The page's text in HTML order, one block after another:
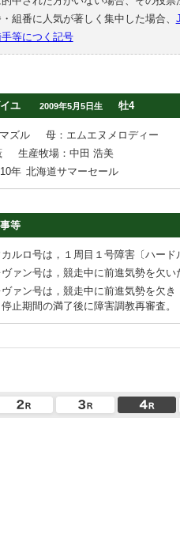
組番に人気が著しく集中した場合、
等につく記号
ユ
2009年5月5日生 牡4
ズル
母：エムエヌメロディー
生産牧場：中田 浩美
年 北海道サマーセール
等
カルロ号は，１周目１号障害〔ハー
ァン号は，競走中に前進気勢を欠
ァン号は，競走中に前進気勢を欠
止期間の満了後に障害調教再審査。